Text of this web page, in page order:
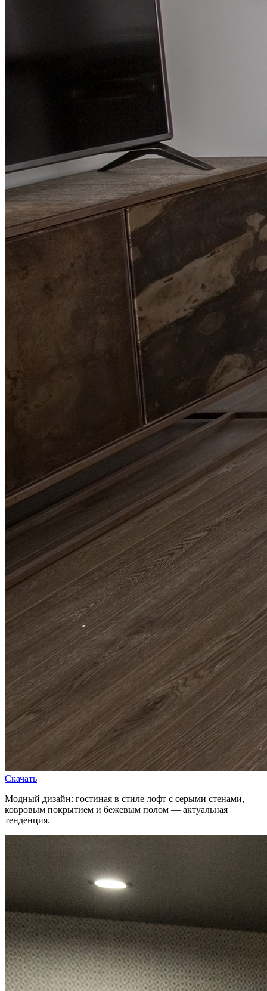
Скачать
Модный дизайн: гостиная в стиле лофт с серыми стенами,
ковровым покрытием и бежевым полом — актуальная
тенденция.